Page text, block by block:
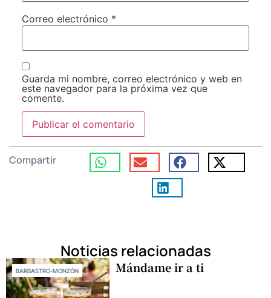
Correo electrónico *
Guarda mi nombre, correo electrónico y web en
este navegador para la próxima vez que
comente.
Compartir
Noticias relacionadas
BARBASTRO-MONZÓN Mándame ir a ti